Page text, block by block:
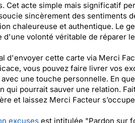
Cet acte simple mais significatif
sincèrement des sentiments
chaleureuse et authentique. Le
d'une volonté véritable de réparer
d'envoyer cette carte via Merci
vous pouvez faire livrer vos
une touche personnelle. En
qui pourrait sauver une relation.
et laissez Merci Facteur
excusesest intitulée "Pardon sur